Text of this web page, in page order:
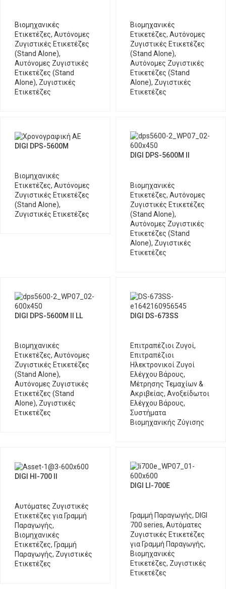
Βιομηχανικές
Ετικετέζες, Αυτόνομες
Ζυγιστικές Ετικετέζες
(Stand Alone),
Αυτόνομες Ζυγιστικές
Ετικετέζες (Stand
Alone), Ζυγιστικές
Ετικετέζες
Βιομηχανικές
Ετικετέζες, Αυτόνομες
Ζυγιστικές Ετικετέζες
(Stand Alone),
Αυτόνομες Ζυγιστικές
Ετικετέζες (Stand
Alone), Ζυγιστικές
Ετικετέζες
DIGI DPS-5600M
Βιομηχανικές
Ετικετέζες, Αυτόνομες
Ζυγιστικές Ετικετέζες
(Stand Alone),
Ζυγιστικές Ετικετέζες
DIGI DPS-5600M II
Βιομηχανικές
Ετικετέζες, Αυτόνομες
Ζυγιστικές Ετικετέζες
(Stand Alone),
Αυτόνομες Ζυγιστικές
Ετικετέζες (Stand
Alone), Ζυγιστικές
Ετικετέζες
DIGI DPS-5600M II LL
Βιομηχανικές
Ετικετέζες, Αυτόνομες
Ζυγιστικές Ετικετέζες
(Stand Alone),
Αυτόνομες Ζυγιστικές
Ετικετέζες (Stand
Alone), Ζυγιστικές
Ετικετέζες
DIGI DS-673SS
Επιτραπέζιοι Ζυγοί,
Επιτραπέζιοι
Ηλεκτρονικοί Ζυγοί
Ελέγχου Βάρους,
Μέτρησης Τεμαχίων &
Ακριβείας, Ανοξείδωτοι
Ελέγχου Βάρους,
Συστήματα
Βιομηχανικής Ζύγισης
DIGI HI-700 ΙΙ
Αυτόματες Ζυγιστικές
Ετικετέζες για Γραμμή
Παραγωγής,
Βιομηχανικές
Ετικετέζες, Γραμμή
Παραγωγής, Ζυγιστικές
Ετικετέζες
DIGI LI-700E
Γραμμή Παραγωγής, DIGI
700 series, Αυτόματες
Ζυγιστικές Ετικετέζες
για Γραμμή Παραγωγής,
Βιομηχανικές
Ετικετέζες, Ζυγιστικές
Ετικετέζες